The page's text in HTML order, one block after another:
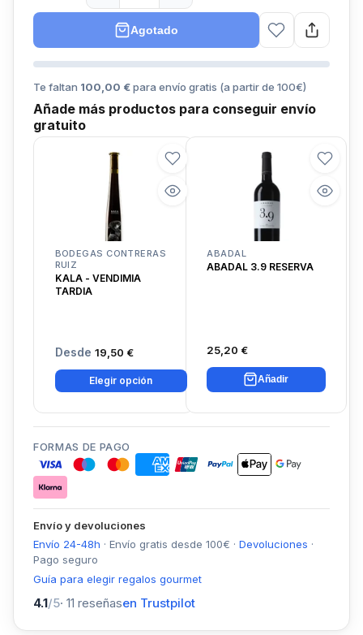
Agotado
Te faltan 100,00 €para envío gratis (a partir de 100€)
Añade más productos para conseguir envío
gratuito
BODEGAS CONTRERAS
RUIZ
KALA - VENDIMIA
TARDIA
Desde 19,50 €
Elegir opción
ABADAL
ABADAL 3.9 RESERVA
25,20 €
Añadir
FORMAS DE PAGO
Envío y devoluciones
Envío 24-48h · Envío gratis desde 100€ · Devoluciones ·
Pago seguro
Guía para elegir regalos gourmet
4.1/5· 11 reseñasen Trustpilot